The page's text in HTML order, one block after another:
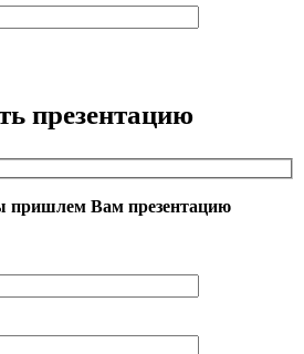
презентацию
пришлем Вам презентацию